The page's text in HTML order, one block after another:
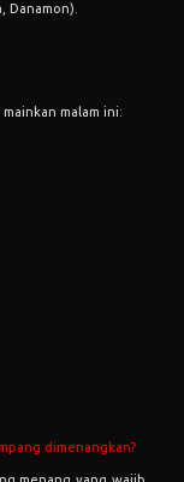
Danamon).
malam ini:
dimenangkan?